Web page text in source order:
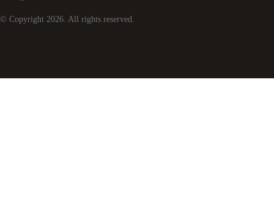
© Copyright 2026 . All rights reserved.